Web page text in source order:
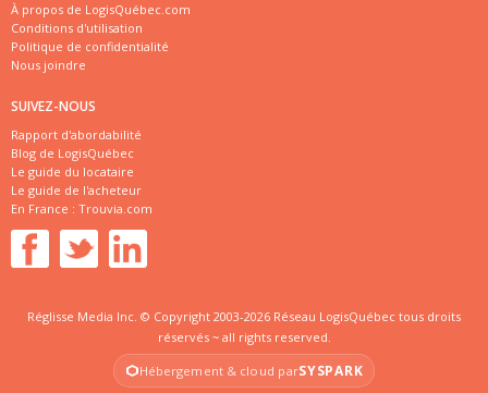
À propos de LogisQuébec.com
Conditions d'utilisation
Politique de confidentialité
Nous joindre
SUIVEZ-NOUS
Rapport d'abordabilité
Blog de LogisQuébec
Le guide du locataire
Le guide de l'acheteur
En France : Trouvia.com
Réglisse Media Inc. © Copyright 2003-2026 Réseau LogisQuébec tous droits
réservés ~ all rights reserved.
Hébergement & cloud parSYSPARK